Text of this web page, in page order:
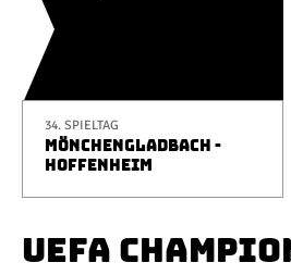
34. SPIELTAG
MÖNCHENGLADBACH -
HOFFENHEIM
UEFA